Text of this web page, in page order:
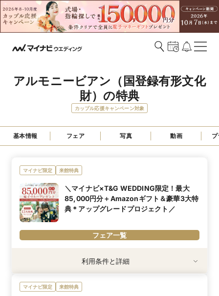
アルモニービアン（国登録有形文化
財）の特典
カップル応援キャンペーン対象
基本情報 フェア 写真 動画
マイナビ限定 来館特典
＼マイナビ×T&G WEDDING限定！最大
85,000円分＋Amazonギフト＆豪華3大特
典＊アップグレードプロジェクト／
フェア一覧
ンペーンにエントリーし、来館・成約後に応募された方。
利用条件と詳細
マイナビ限定 来館特典